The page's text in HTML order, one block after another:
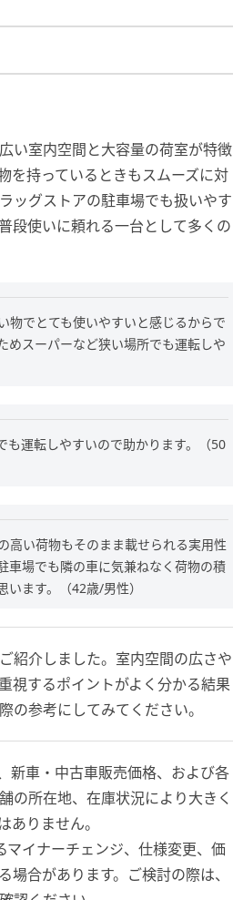
い室内空間と大容量の荷室が特徴
を持っているときもスムーズに対
ッグストアの駐車場でも扱いやす
段使いに頼れる一台として多くの
物でとても使いやすいと感じるからで
めスーパーなど狭い場所でも運転しや
も運転しやすいので助かります。（50
高い荷物もそのまま載せられる実用性
車場でも隣の車に気兼ねなく荷物の積
ます。（42歳/男性）
紹介しました。室内空間の広さや
視するポイントがよく分かる結果
の参考にしてみてください。
新車・中古車販売価格、および各
の所在地、在庫状況により大きく
りません。
イナーチェンジ、仕様変更、価
合があります。ご検討の際は、